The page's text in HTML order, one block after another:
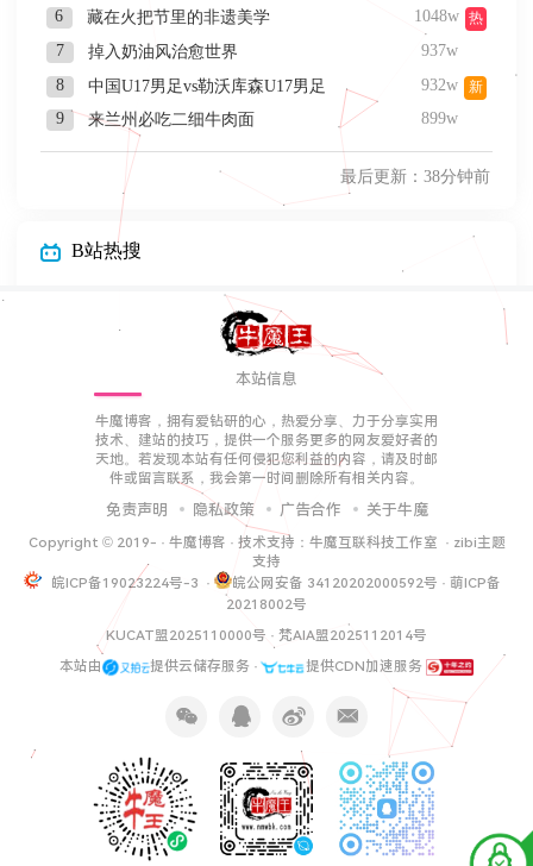
本站信息
牛魔博客，拥有爱钻研的心，热爱分享、力于分享实用
技术、建站的技巧，提供一个服务更多的网友爱好者的
天地。若发现本站有任何侵犯您利益的内容，请及时邮
件或留言联系，我会第一时间删除所有相关内容。
免责声明 隐私政策 广告合作 关于牛魔
Copyright © 2019- · 牛魔博客 · 技术支持： 牛魔互联科技工作室 · zibi主题
支持
皖ICP备19023224号-3 · 皖公网安备 34120202000592号 · 萌ICP备
20218002号
KUCAT盟2025110000号 · 梵AIA盟2025112014号
本站由
提供云储存服务 · 提供CDN加速服务